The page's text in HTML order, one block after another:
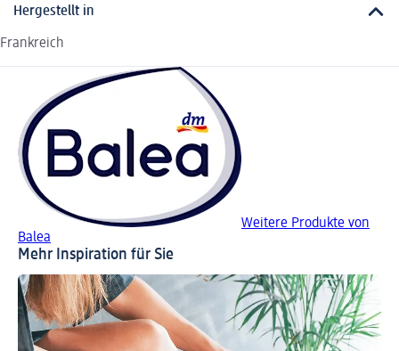
Hergestellt in
Frankreich
Weitere Produkte von
Balea
Mehr Inspiration für Sie